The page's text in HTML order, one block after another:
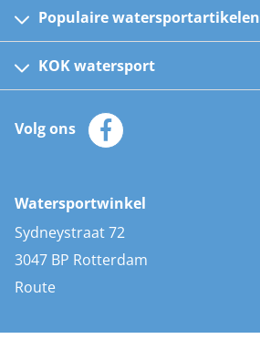
Populaire watersportartikelen
Kinder reddingsvesten
Automatische reddingsvesten
Zeilkleding
Zonnepanelen
AIS transponders
Stootwillen en fenders
Bootkussens
Zwemtrappen
KOK watersport
Klantenservice
Merken
Volg ons
Watersportwinkel
Sydneystraat 72
3047 BP Rotterdam
Route